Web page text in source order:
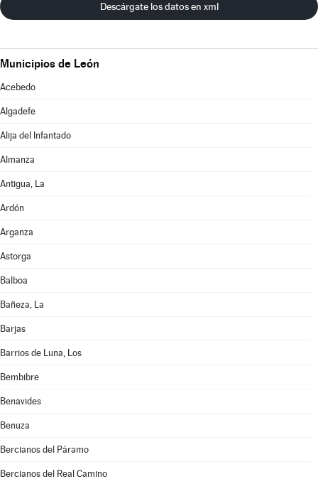
Descárgate los datos en xml
Municipios de León
Acebedo
Algadefe
Alija del Infantado
Almanza
Antigua, La
Ardón
Arganza
Astorga
Balboa
Bañeza, La
Barjas
Barrios de Luna, Los
Bembibre
Benavides
Benuza
Bercianos del Páramo
Bercianos del Real Camino